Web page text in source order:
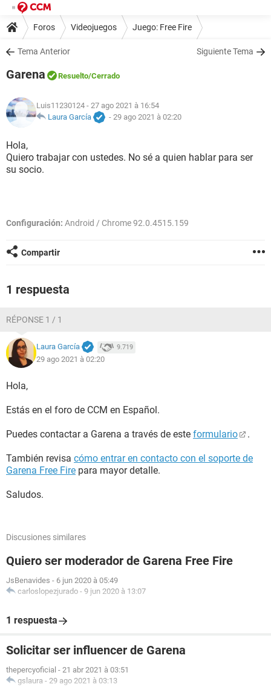
Foros Videojuegos Juego: Free Fire
Tema Anterior Siguiente Tema
Garena Resuelto/Cerrado
Luis11230124 - 27 ago 2021 à 16:54
Laura García
- 29 ago 2021 à 02:20
Hola,
Quiero trabajar con ustedes. No sé a quien hablar para ser
su socio.
Configuración: Android / Chrome 92.0.4515.159
Compartir
1 respuesta
RÉPONSE 1 / 1
Laura García 9.719
29 ago 2021 à 02:20
Hola,
Estás en el foro de CCM en Español.
Puedes contactar a Garena a través de este formulario .
También revisa cómo entrar en contacto con el soporte de
Garena Free Fire para mayor detalle.
Saludos.
Discusiones similares
Quiero ser moderador de Garena Free Fire
JsBenavides - 6 jun 2020 à 05:49
carloslopezjurado - 9 jun 2020 à 13:07
1 respuesta
Solicitar ser influencer de Garena
thepercyoficial - 21 abr 2021 à 03:51
gslaura - 29 ago 2021 à 03:13